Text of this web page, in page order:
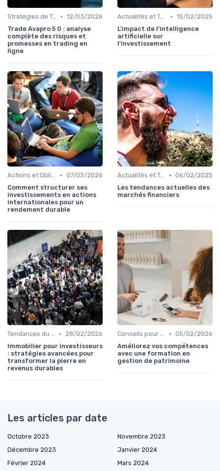
Stratégies de Trading • 12/03/2026
Trade Avapro 5 0 : analyse
complète des risques et
promesses en trading en
ligne
Actualités et Tendances Financières • 15/02/2025
L'impact de l'intelligence
artificielle sur
l'investissement
Actions et Obligations • 07/03/2026
Comment structurer ses
investissements en actions
internationales pour un
rendement durable
Actualités et Tendances Financières • 06/02/2025
Les tendances actuelles des
marchés financiers
Tendances du Marché Immobilier •
28/02/2026
Immobilier pour investisseurs
: stratégies avancées pour
transformer la pierre en
revenus durables
Conseils pour Débutants en Investissement • 05/02/2026
Améliorez vos compétences
avec une formation en
gestion de patrimoine
Les articles par date
Octobre 2023
Novembre 2023
Décembre 2023
Janvier 2024
Février 2024
Mars 2024